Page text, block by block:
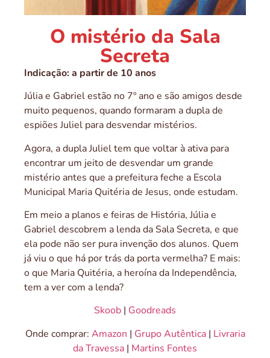
O mistério da Sala
Secreta
Indicação: a partir de 10 anos
Júlia e Gabriel estão no 7º ano e são amigos desde
muito pequenos, quando formaram a dupla de
espiões Juliel para desvendar mistérios.
Agora, a dupla Juliel tem que voltar à ativa para
encontrar um jeito de desvendar um grande
mistério antes que a prefeitura feche a Escola
Municipal Maria Quitéria de Jesus, onde estudam.
Em meio a planos e feiras de História, Júlia e
Gabriel descobrem a lenda da Sala Secreta, e que
ela pode não ser pura invenção dos alunos. Quem
já viu o que há por trás da porta vermelha? E mais:
o que Maria Quitéria, a heroína da Independência,
tem a ver com a lenda?
Skoob | Goodreads
Onde comprar: Amazon | Grupo Autêntica| Livraria
da Travessa | Martins Fontes